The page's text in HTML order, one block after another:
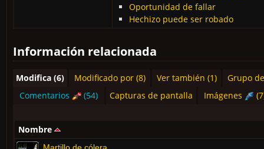
Oportunidad de fallar
Hechizo puede ser robado
Información relacionada
Modifica (6) Modificado por (8) Ver también (1)
Grupo
Comentarios
(54) Capturas de pantalla Imágenes
Nombre